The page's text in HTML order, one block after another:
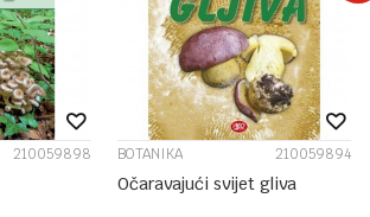
210059898 BOTANIKA 210059894
Očaravajući svijet gliva